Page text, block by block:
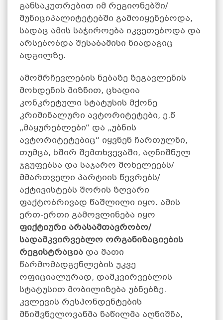
განსაკუთრებით იმ რეგიონებში/
მუნიციპალიტეტებში გამოიყენებოდა,
სადაც ამის საჭიროება იკვეთებოდა და
არსებობდა შესაბამისი ნიადაგიც
ადგილზე.
ამომრჩევლების ნებაზე ზეგავლენის
მოხდენის მიზნით, ცხადია
კონკრეტული სტატუსის მქონე
კრიმინალური ავტორიტეტები, ე.წ
„მაყურებლები“ და „უბნის
ავტორიტეტებიც“ იყვნენ ჩართულნი,
თუმცა, ხშირ შემთხვევაში, აღნიშნულ
ჯგუფებსა და საჯარო მოხელეებს/
მმართველი პარტიის წევრებს/
აქტივისტებს შორის ზღვარი
ფაქტობრივად წაშლილი იყო. ამის
ერთ-ერთი გამოვლინება იყო
ფიქტიური არასამთავრობო/
სადამკვირვებლო ორგანიზაციების
რეგისტრაცია და მათი
წარმომადგენლების უკვე
ოფიციალურად, დამკვირვებლის
სტატუსით მობილიზება უბნებზე.
კვლევის რესპონდენტების
მნიშვნელოვანმა ნაწილმა აღნიშნა,